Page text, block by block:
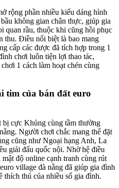
rộng phần nhiều kiểu dáng hình
không gian chân thực, giúp gia
quan rầu, thuộc khi cũng hồi phục
thu. Điều nổi biệt là bao mang
cấp các được đã tích hợp trong 1
chơi luôn tiện lợi thao tác,
1 cách làm hoạt chén cùng
tim của bán đất euro
bị cực Khủng cùng tầm thường
Người chơi chắc mang thể đặt
cũng như Ngoại hạng Anh, La
giải đấu quốc nội. Nhờ hệ điều
độ online cạnh tranh cùng rút
village đà nẵng đã giúp gia đình
thích thú của nhiều số gia đình.